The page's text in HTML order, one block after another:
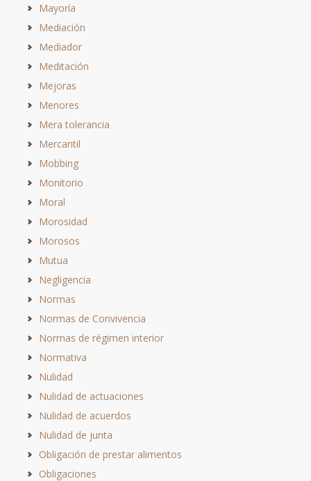
Mayoría
Mediación
Mediador
Meditación
Mejoras
Menores
Mera tolerancia
Mercantil
Mobbing
Monitorio
Moral
Morosidad
Morosos
Mutua
Negligencia
Normas
Normas de Convivencia
Normas de régimen interior
Normativa
Nulidad
Nulidad de actuaciones
Nulidad de acuerdos
Nulidad de junta
Obligación de prestar alimentos
Obligaciones